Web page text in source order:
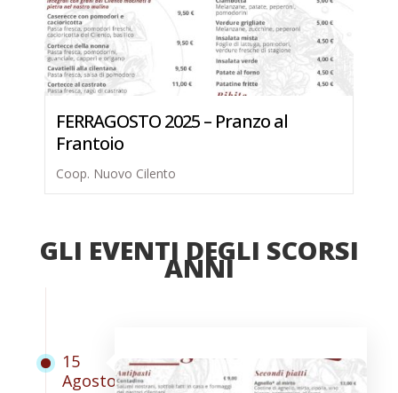
FERRAGOSTO 2025 – Pranzo al
Frantoio
Coop. Nuovo Cilento
GLI EVENTI DEGLI SCORSI
ANNI
15
Agosto